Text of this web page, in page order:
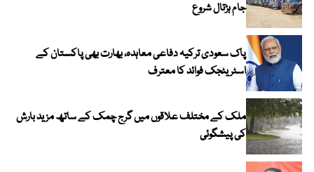
جام ہڑتال شروع
پاک سعودی ترکیہ دفاعی معاہدہ، بھارت بھی پاکستان کے
اسٹریٹجک فوائد کا معترف
ملک کے مختلف علاقوں میں گرج چمک کے ساتھ مزید بارش
کی پیشگوئی